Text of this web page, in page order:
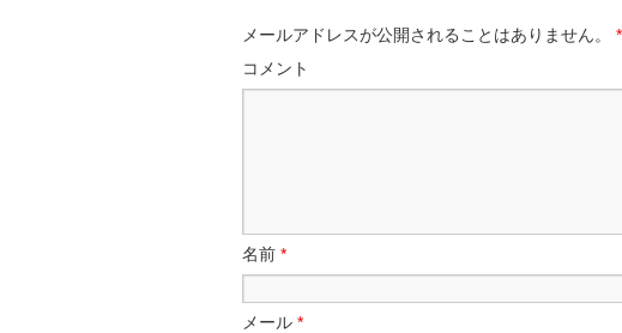
メールアドレスが公開されることはありません。 *
コメント
名前 *
メール *